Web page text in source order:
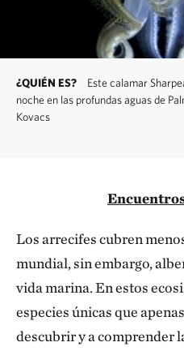
¿QUIÉN ES?
Este calamar
noche en las profundas aguas de
Kovacs
Los arrecifes cubren
mundial, sin embargo,
vida marina. En estos
especies únicas que
descubrir y a comprender